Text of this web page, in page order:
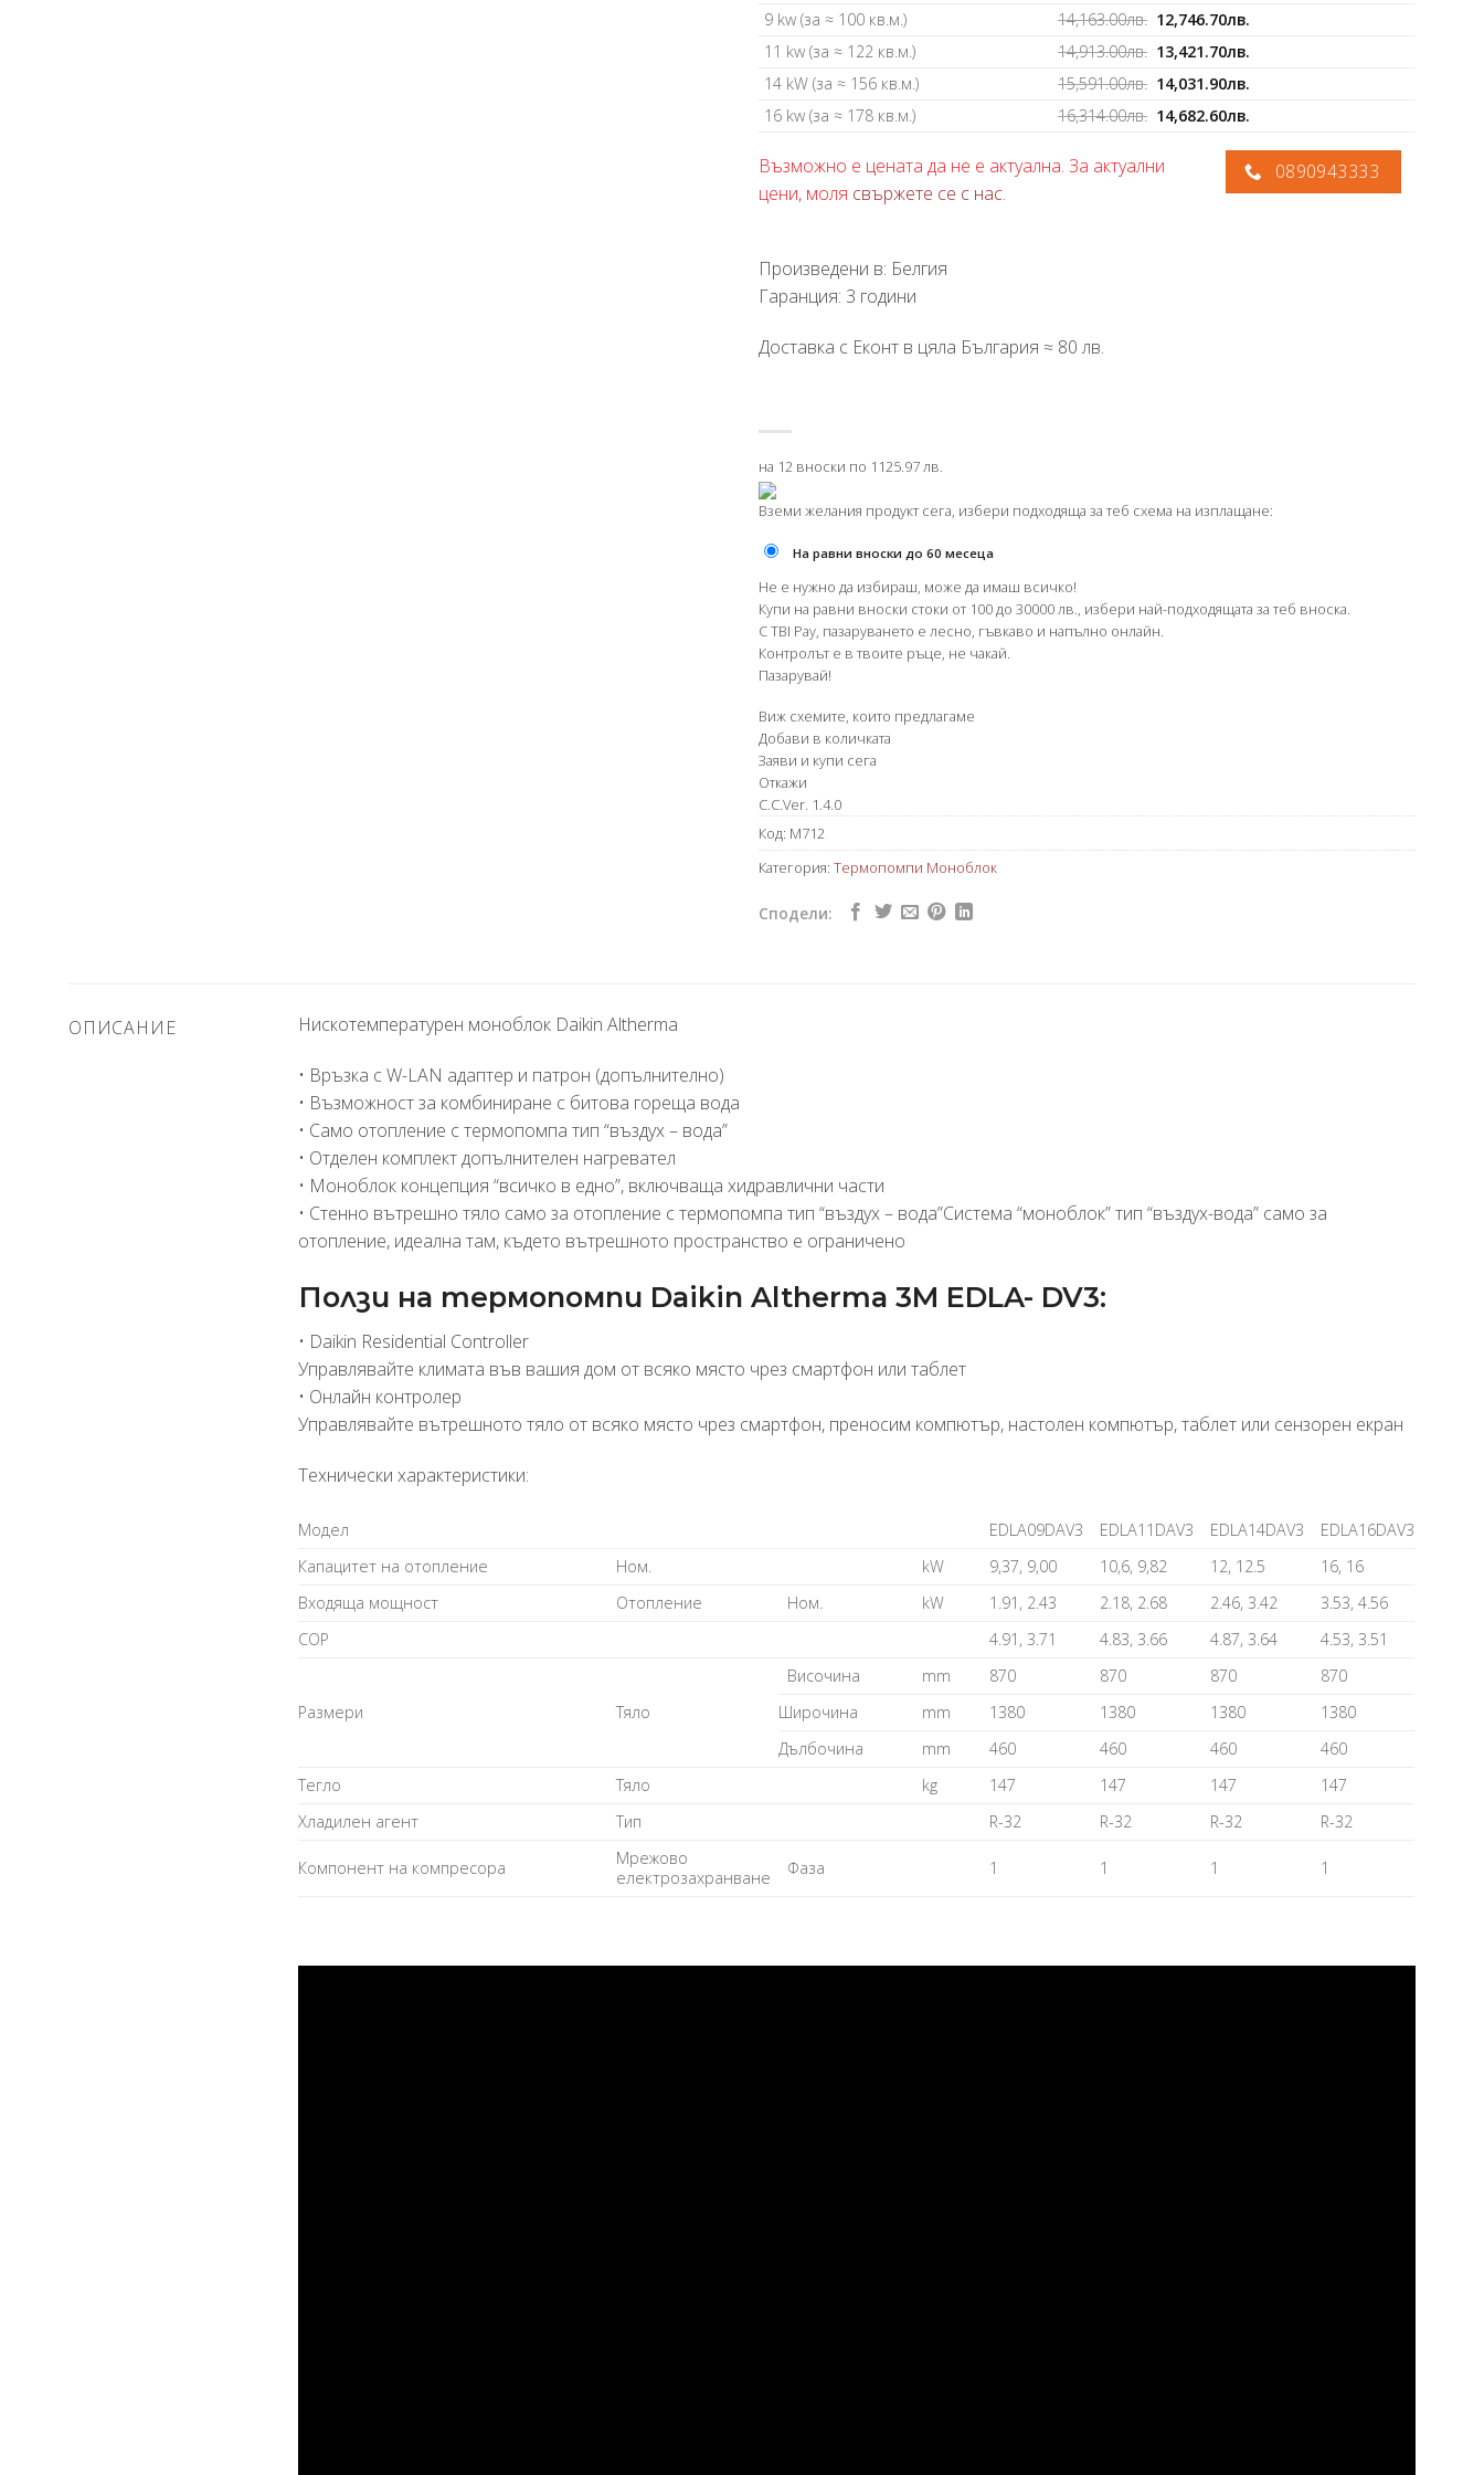
9 kw (за ≈ 100 кв.м.)
14,163.00лв. 12,746.70лв.
11 kw (за ≈ 122 кв.м.)
14,913.00лв. 13,421.70лв.
14 kW (за ≈ 156 кв.м.)
15,591.00лв. 14,031.90лв.
16 kw (за ≈ 178 кв.м.)
16,314.00лв. 14,682.60лв.
Възможно е цената да не е актуална. За актуални
цени, моля свържете се с нас.
0890943333
Произведени в: Белгия
Гаранция: 3 години
Доставка с Еконт в цяла България ≈ 80 лв.
на 12 вноски по 1125.97 лв.
Вземи желания продукт сега, избери подходяща за теб схема на изплащане:
На равни вноски до 60 месеца
Не е нужно да избираш, може да имаш всичко!
Купи на равни вноски стоки от 100 до 30000 лв., избери най-подходящата за теб вноска.
С TBI Pay, пазаруването е лесно, гъвкаво и напълно онлайн.
Контролът е в твоите ръце, не чакай.
Пазарувай!
Виж схемите, които предлагаме
Добави в количката
Заяви и купи сега
Откажи
C.C.Ver. 1.4.0
Код: M712
Категория: Термопомпи Моноблок
Сподели:
ОПИСАНИЕ Нискотемпературен моноблок Daikin Altherma
• Връзка с W-LAN адаптер и патрон (допълнително)
• Възможност за комбиниране с битова гореща вода
• Само отопление с термопомпа тип “въздух – вода”
• Отделен комплект допълнителен нагревател
• Моноблок концепция “всичко в едно”, включваща хидравлични части
• Стенно вътрешно тяло само за отопление с термопомпа тип “въздух – вода”Система “моноблок” тип “въздух-вода” само за
отопление, идеална там, където вътрешното пространство е ограничено
Ползи на термопомпи Daikin Altherma 3M EDLA- DV3:
• Daikin Residential Controller
Управлявайте климата във вашия дом от всяко място чрез смартфон или таблет
• Онлайн контролер
Управлявайте вътрешното тяло от всяко място чрез смартфон, преносим компютър, настолен компютър, таблет или сензорен екран
Технически характеристики:
Модел EDLA09DAV3 EDLA11DAV3 EDLA14DAV3
EDLA16DAV3
Капацитет на отопление
Ном. kW 9,37, 9,00 10,6, 9,82 12, 12.5
16, 16
Входяща мощност
Отопление Ном. kW 1.91, 2.43 2.18, 2.68 2.46, 3.42
3.53, 4.56
COP
4.91, 3.71 4.83, 3.66 4.87, 3.64 4.53, 3.51
Размери Тяло
Височина mm 870 870 870
870
Широчина
mm 1380 1380 1380
1380
Дълбочина
mm 460 460 460
460
Тегло
Тяло kg 147 147 147
147
Хладилен агент
Тип R-32 R-32 R-32 R-32
Компонент на компресора
Мрежово
електрозахранване
Фаза 1 1 1 1